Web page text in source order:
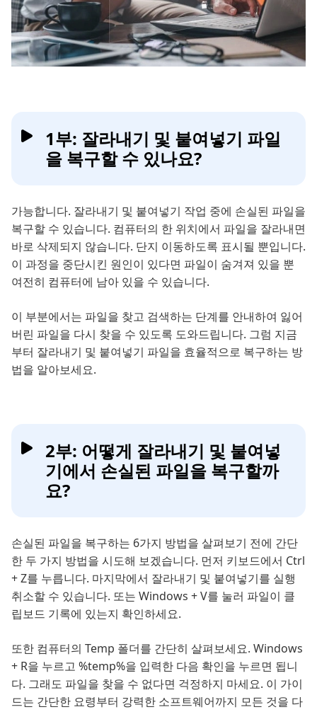
1부: 잘라내기 및 붙여넣기 파일
을 복구할 수 있나요?
가능합니다. 잘라내기 및 붙여넣기 작업 중에 손실된 파일을
복구할 수 있습니다. 컴퓨터의 한 위치에서 파일을 잘라내면
바로 삭제되지 않습니다. 단지 이동하도록 표시될 뿐입니다.
이 과정을 중단시킨 원인이 있다면 파일이 숨겨져 있을 뿐
여전히 컴퓨터에 남아 있을 수 있습니다.
이 부분에서는 파일을 찾고 검색하는 단계를 안내하여 잃어
버린 파일을 다시 찾을 수 있도록 도와드립니다. 그럼 지금
부터 잘라내기 및 붙여넣기 파일을 효율적으로 복구하는 방
법을 알아보세요.
2부: 어떻게 잘라내기 및 붙여넣
기에서 손실된 파일을 복구할까
요?
손실된 파일을 복구하는 6가지 방법을 살펴보기 전에 간단
한 두 가지 방법을 시도해 보겠습니다. 먼저 키보드에서 Ctrl
+ Z를 누릅니다. 마지막에서 잘라내기 및 붙여넣기를 실행
취소할 수 있습니다. 또는 Windows + V를 눌러 파일이 클
립보드 기록에 있는지 확인하세요.
또한 컴퓨터의 Temp 폴더를 간단히 살펴보세요. Windows
+ R을 누르고 %temp%을 입력한 다음 확인을 누르면 됩니
다. 그래도 파일을 찾을 수 없다면 걱정하지 마세요. 이 가이
드는 간단한 요령부터 강력한 소프트웨어까지 모든 것을 다